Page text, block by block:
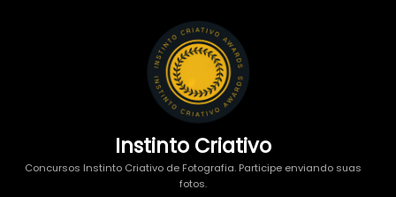
Instinto Criativo
Concursos Instinto Criativo de Fotografia. Participe enviando suas
fotos.